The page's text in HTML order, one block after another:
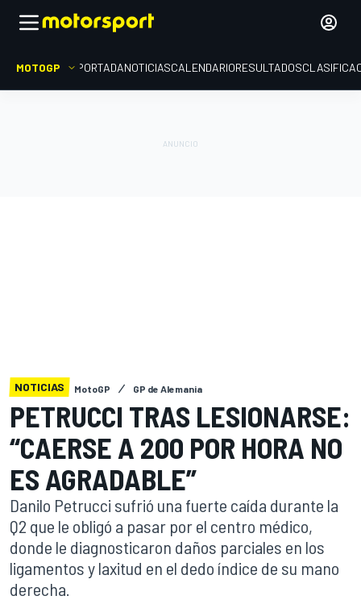
MOTOGP PORTADANOTICIASCALENDARIORESULTADOS
NOTICIAS MotoGP GP de Alemania
PETRUCCI TRAS LESIONARSE:
“CAERSE A 200 POR HORA NO
ES AGRADABLE”
Danilo Petrucci sufrió una fuerte caída durante la
Q2 que le obligó a pasar por el centro médico,
donde le diagnosticaron daños parciales en los
ligamentos y laxitud en el dedo índice de su mano
derecha.